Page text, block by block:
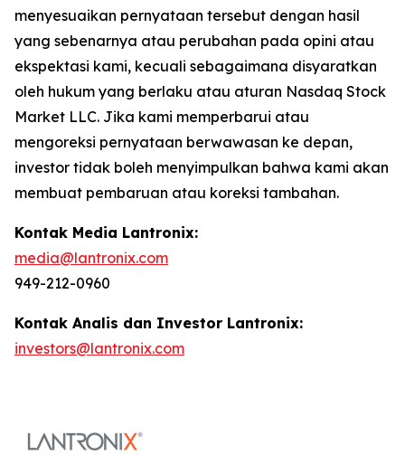
menyesuaikan pernyataan tersebut dengan hasil
yang sebenarnya atau perubahan pada opini atau
ekspektasi kami, kecuali sebagaimana disyaratkan
oleh hukum yang berlaku atau aturan Nasdaq Stock
Market LLC. Jika kami memperbarui atau
mengoreksi pernyataan berwawasan ke depan,
investor tidak boleh menyimpulkan bahwa kami akan
membuat pembaruan atau koreksi tambahan.
Kontak Media Lantronix:
media@lantronix.com
949-212-0960
Kontak Analis dan Investor Lantronix:
investors@lantronix.com